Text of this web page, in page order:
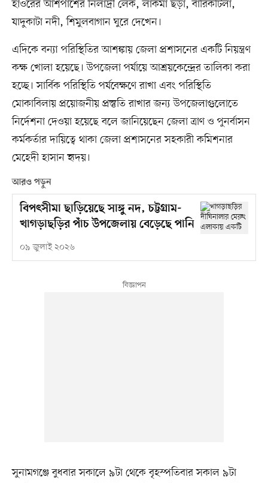
হাওরের আশপাশের নিলাদ্রী লেক, লাকমা ছড়া, বারিকটিলা,
যাদুকাটা নদী, শিমুলবাগান ঘুরে দেখেন।
এদিকে বন্যা পরিস্থিতির আশঙ্কায় জেলা প্রশাসনের একটি নিয়ন্ত্রণ
কক্ষ খোলা হয়েছে। উপজেলা পর্যায়ে আশ্রয়কেন্দ্রের তালিকা করা
হচ্ছে। সার্বিক পরিস্থিতি পর্যবেক্ষণে রাখা এবং পরিস্থিতি
মোকাবিলায় প্রয়োজনীয় প্রস্তুতি রাখার জন্য উপজেলাগুলোতে
নির্দেশনা দেওয়া হয়েছে বলে জানিয়েছেন জেলা ত্রাণ ও পুনর্বাসন
কর্মকর্তার দায়িত্বে থাকা জেলা প্রশাসনের সহকারী কমিশনার
মেহেদী হাসান হৃদয়।
আরও পড়ুন
বিপৎসীমা ছাড়িয়েছে সাঙ্গু নদ, চট্টগ্রাম-
খাগড়াছড়ির পাঁচ উপজেলায় বেড়েছে পানি
০৯ জুলাই ২০২৬
সুনামগঞ্জে বুধবার সকালে ৯টা থেকে বৃহস্পতিবার সকাল ৯টা